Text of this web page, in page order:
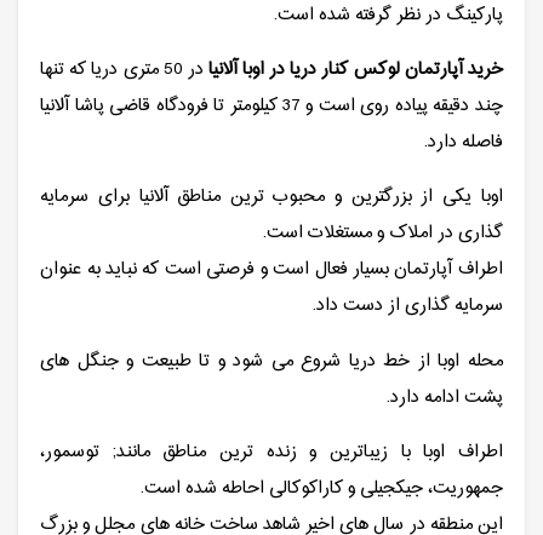
پارکینگ در نظر گرفته شده است.
خرید آپارتمان لوکس کنار دریا در اوبا آلانیا
در 50 متری دریا که تنها
چند دقیقه پیاده روی است و 37 کیلومتر تا فرودگاه قاضی پاشا آلانیا
فاصله دارد.
اوبا یکی از بزرگترین و محبوب ترین مناطق آلانیا برای سرمایه
گذاری در املاک و مستغلات است.
اطراف آپارتمان بسیار فعال است و فرصتی است که نباید به عنوان
سرمایه گذاری از دست داد.
محله اوبا از خط دریا شروع می شود و تا طبیعت و جنگل های
پشت ادامه دارد.
اطراف اوبا با زیباترین و زنده ترین مناطق مانند; توسمور،
جمهوریت، جیکجیلی و کاراکوکالی احاطه شده است.
این منطقه در سال های اخیر شاهد ساخت خانه های مجلل و بزرگ